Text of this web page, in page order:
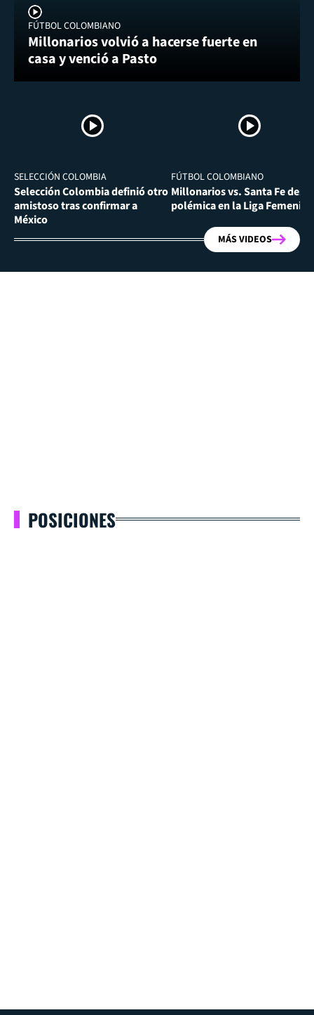
FÚTBOL COLOMBIANO
Millonarios volvió a hacerse fuerte en
casa y venció a Pasto
SELECCIÓN COLOMBIA
Selección Colombia definió otro
amistoso tras confirmar a
México
FÚTBOL COLOMBIANO
Millonarios vs. Santa Fe
polémica en la Liga Femenina
MÁS VIDEOS
POSICIONES